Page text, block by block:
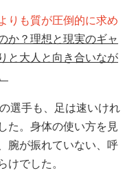
りも質が圧倒的に求め
か？理想と現実のギャ
と大人と向き合いなが
選手も、足は速いけれ
た。身体の使い方を見
腕が振れていない、呼
けでした。